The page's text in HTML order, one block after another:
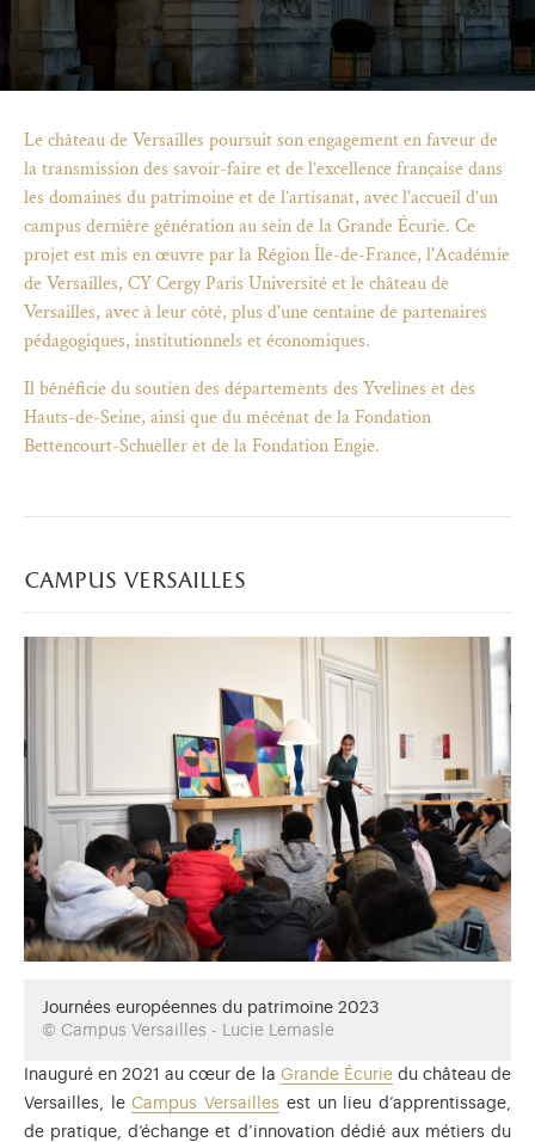
onglet)
nouvel onglet)
fenêtre modale)
de l'application (ouverture dans un nouvel onglet)
Le château de Versailles poursuit son engagement en faveur de
la transmission des savoir-faire et de l’excellence française dans
les domaines du patrimoine et de l’artisanat, avec l'accueil d’un
campus dernière génération au sein de la Grande Écurie. Ce
projet est mis en œuvre par la Région Île-de-France, l'Académie
de Versailles, CY Cergy Paris Université et le château de
Versailles, avec à leur côté, plus d'une centaine de partenaires
pédagogiques, institutionnels et économiques.
Il bénéficie du soutien des départements des Yvelines et des
Hauts-de-Seine, ainsi que du mécénat de la Fondation
Bettencourt-Schueller et de la Fondation Engie.
campus versailles
Journées européennes du patrimoine 2023
© Campus Versailles - Lucie Lemasle
Inauguré en 2021 au cœur de la Grande Écuriedu château de
Versailles, leCampus Versailles est un lieu d’apprentissage,
de pratique, d’échange et d’innovation dédié aux métiers du